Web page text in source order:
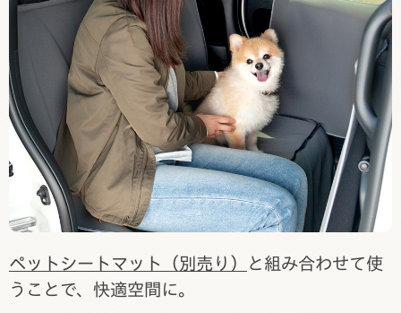
ペットシートマット（別売り）
と組み合わせて使
うことで、快適空間に。